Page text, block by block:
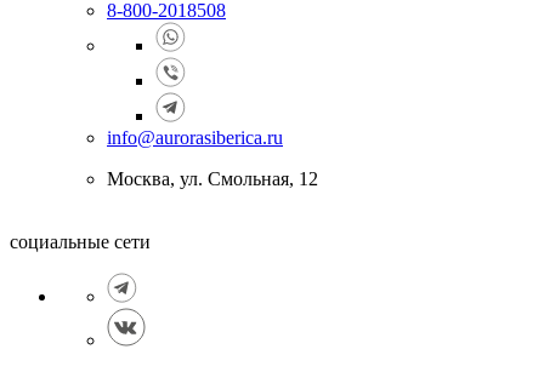
8-800-2018508
info@aurorasiberica.ru
Москва, ул. Смольная, 12
социальные сети